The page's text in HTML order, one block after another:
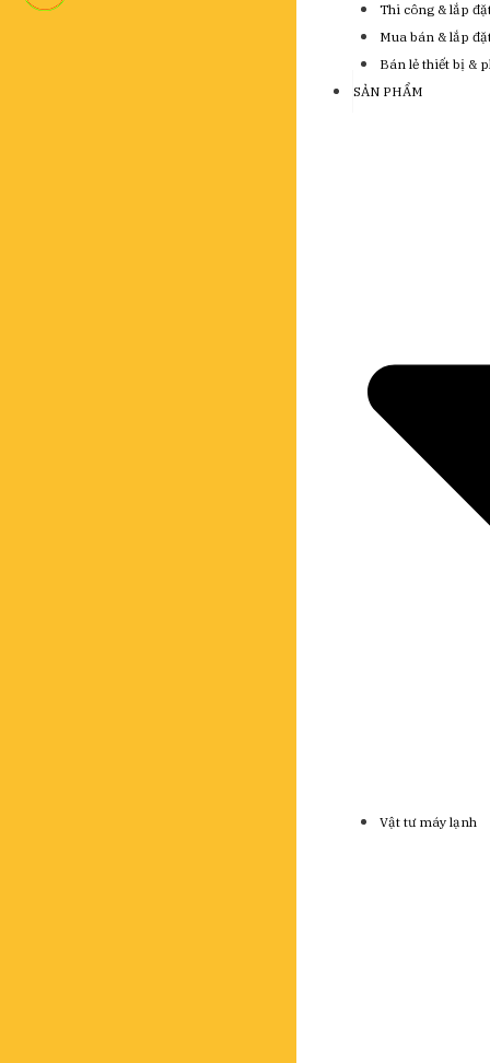
Thi công & lắp
Mua bán & lắp
Bán lẻ thiết bị &
SẢN PHẨM
Vật tư máy lạnh